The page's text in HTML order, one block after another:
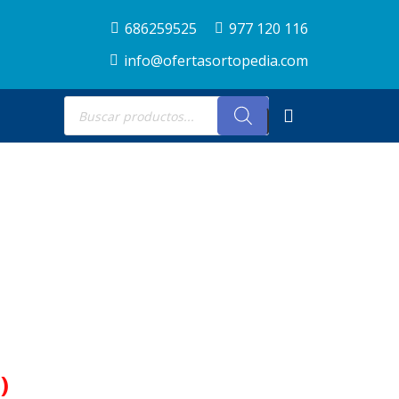
686259525
977 120 116
info@ofertasortopedia.com
Búsqueda
de
productos